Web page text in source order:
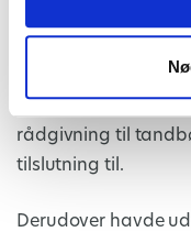
tilstede og man
gode råd til den
rådgivning til
tilslutning til.
Derudover havde